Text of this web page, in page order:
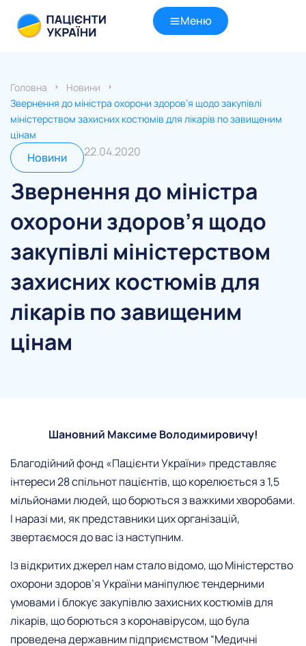
Меню
Головна
Новини
Звернення до міністра охорони здоров’я щодо закупівлі
міністерством захисних костюмів для лікарів по завищеним
цінам
Новини 22.04.2020
Звернення до міністра
охорони здоров’я щодо
закупівлі міністерством
захисних костюмів для
лікарів по завищеним
цінам
Шановний Максиме Володимировичу!
Благодійний фонд «Пацієнти України» представляє
інтереси 28 спільнот пацієнтів, що корелюється з 1,5
мільйонами людей, що борються з важкими хворобами.
І наразі ми, як представники цих організацій,
звертаємося до вас із наступним.
Із відкритих джерел нам стало відомо, що Міністерство
охорони здоров’я України маніпулює тендерними
умовами і блокує закупівлю захисних костюмів для
лікарів, що борються з коронавірусом, що була
проведена державним підприємством “Медичні